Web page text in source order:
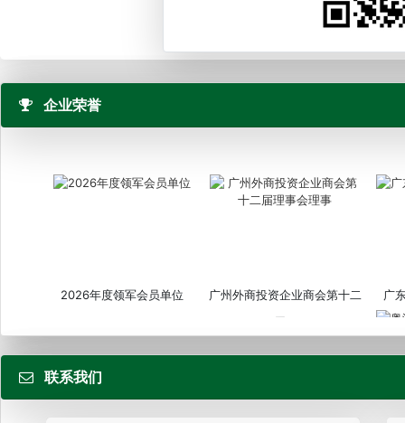
企业荣誉
2026年度领军会员单位
广州外商投资企业商会第十二
届...
广
联系我们